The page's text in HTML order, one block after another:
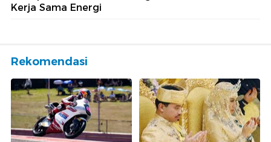
Kerja Sama Energi
Rekomendasi